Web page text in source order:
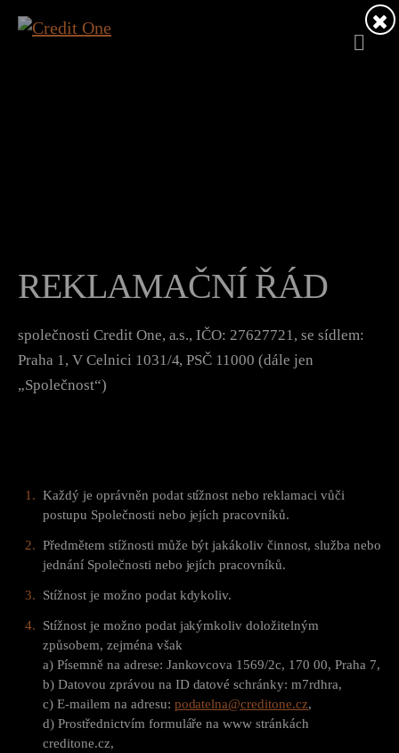
REKLAMAČNÍ ŘÁD
společnosti Credit One, a.s., IČO: 27627721, se sídlem:
Praha 1, V Celnici 1031/4, PSČ 11000 (dále jen
„Společnost“)
Každý je oprávněn podat stížnost nebo reklamaci vůči
postupu Společnosti nebo jejích pracovníků.
Předmětem stížnosti může být jakákoliv činnost, služba nebo
jednání Společnosti nebo jejích pracovníků.
Stížnost je možno podat kdykoliv.
Stížnost je možno podat jakýmkoliv doložitelným
způsobem, zejména však
a) Písemně na adrese: Jankovcova 1569/2c, 170 00, Praha 7,
b) Datovou zprávou na ID datové schránky: m7rdhra,
c) E-mailem na adresu: podatelna@creditone.cz,
d) Prostřednictvím formuláře na www stránkách
creditone.cz,